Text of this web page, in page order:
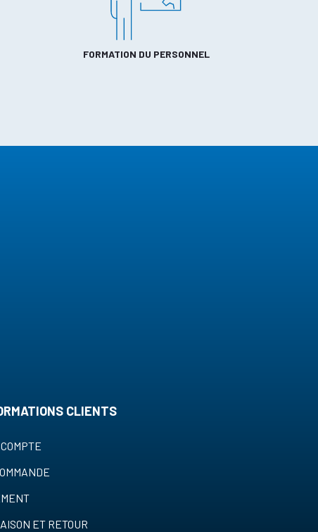
FORMATION DU PERSONNEL
CLIENTS
ET RETOUR